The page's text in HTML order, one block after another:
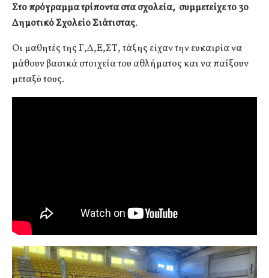
Στο πρόγραμμα τρίποντα στα σχολεία, συμμετείχε το 3ο
Δημοτικό Σχολείο Σιάτιστας.
Οι μαθητές της Γ,Δ,Ε,ΣΤ, τάξης είχαν την ευκαιρία να
μάθουν βασικά στοιχεία του αθλήματος και να παίξουν
μεταξύ τους.